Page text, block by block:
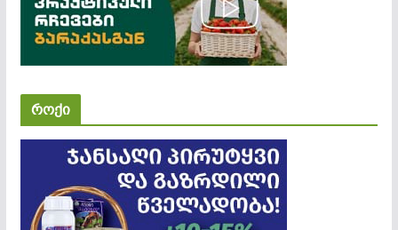
როქი